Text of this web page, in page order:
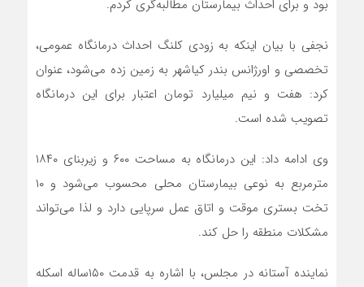
بود و برای احداث بیمارستان مطالبه‌گری کردم.
نجفی با بیان اینکه به زودی کلنگ احداث درمانگاه عمومی،
تخصصی و اورژانس بندر کیاشهر به زمین زده می‌شود، عنوان
کرد: هفت و نیم میلیارد تومان اعتبار برای این درمانگاه
تصویب شده است.
وی ادامه داد: این درمانگاه به مساحت ۶۰۰ و زیربنای ۱۸۴۰
مترمربع به نوعی بیمارستان محلی محسوب می‌شود و ۱۰
تخت بستری موقت و اتاق عمل سرپایی دارد و لذا می‌تواند
مشکلات منطقه را حل کند.
نماینده آستانه در مجلس، با اشاره به قدمت ۱۵۰ساله اسکله